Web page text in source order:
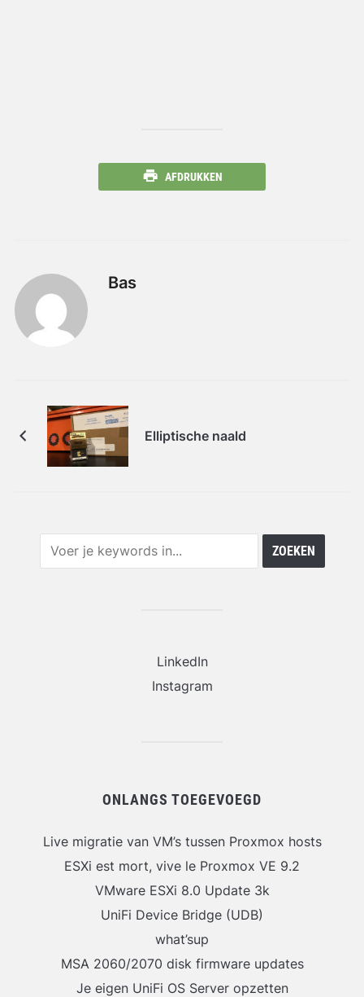
AFDRUKKEN
Bas
Elliptische naald
LinkedIn
Instagram
ONLANGS TOEGEVOEGD
Live migratie van VM’s tussen Proxmox hosts
ESXi est mort, vive le Proxmox VE 9.2
VMware ESXi 8.0 Update 3k
UniFi Device Bridge (UDB)
what’sup
MSA 2060/2070 disk firmware updates
Je eigen UniFi OS Server opzetten